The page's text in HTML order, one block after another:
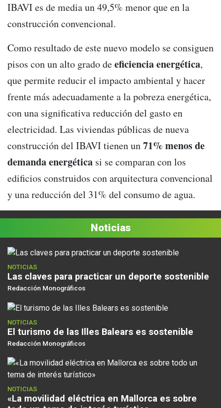
IBAVI es de media un 49,5% menor que en la
construcción convencional.
Como resultado de este nuevo modelo se consiguen
pisos con un alto grado deeficiencia energética,
que permite reducir el impacto ambiental y hacer
frente más adecuadamente a la pobreza energética,
con una significativa reducción del gasto en
electricidad. Las viviendas públicas de nueva
construcción del IBAVI tienen un71% menos de
demanda energética si se comparan con los
edificios construidos con arquitectura convencional
y una reducción del 31% del consumo de agua.
Noticias
NOTICIAS
Las claves para practicar un deporte sostenible
Redacción Monográficos
NOTICIAS
El turismo de las Illes Balears es sostenible
Redacción Monográficos
NOTICIAS
«La movilidad eléctrica en Mallorca es sobre